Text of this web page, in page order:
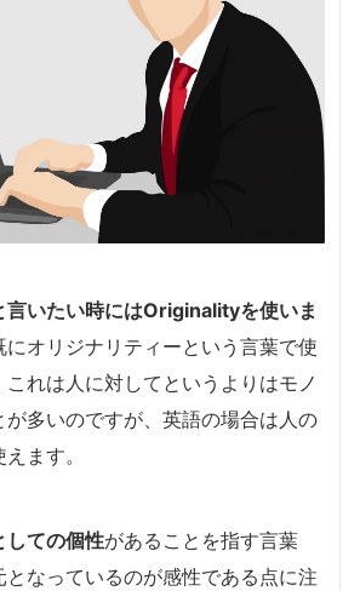
言いたい時にはOriginalityを使いま
にオリジナリティーという言葉で使
これは人に対してというよりはモノ
が多いのですが、英語の場合は人の
ます。
しての個性があることを指す言葉
となっているのが感性である点に注